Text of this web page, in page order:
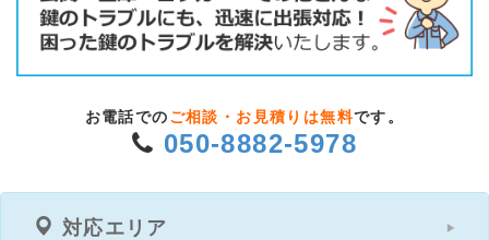
お電話での ご相談・お見積りは無料です。
050-8882-5978
対応エリア